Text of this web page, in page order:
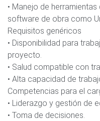
• Manejo de
software de obra como
Requisitos genéricos
• Disponibilidad para
proyecto.
• Salud compatible con
• Alta capacidad de
Competencias para el
• Liderazgo y gestión de
• Toma de decisiones.